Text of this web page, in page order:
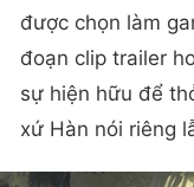
được chọn làm
đoạn clip trailer
sự hiện hữu để
xứ Hàn nói riêng